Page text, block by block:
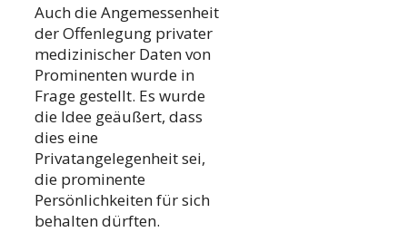
Auch die Angemessenheit
der Offenlegung privater
medizinischer Daten von
Prominenten wurde in
Frage gestellt. Es wurde
die Idee geäußert, dass
dies eine
Privatangelegenheit sei,
die prominente
Persönlichkeiten für sich
behalten dürften.